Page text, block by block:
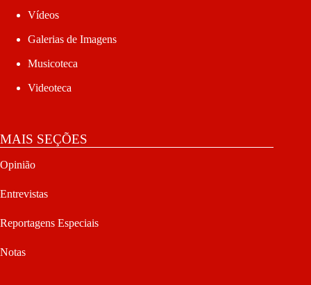
Vídeos
Galerias de Imagens
Musicoteca
Videoteca
MAIS SEÇÕES
Opinião
Entrevistas
Reportagens Especiais
Notas